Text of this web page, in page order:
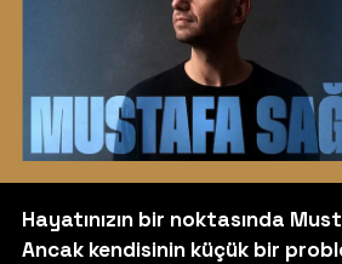
Hayatınızın bir noktasında
Ancak kendisinin küçük bir